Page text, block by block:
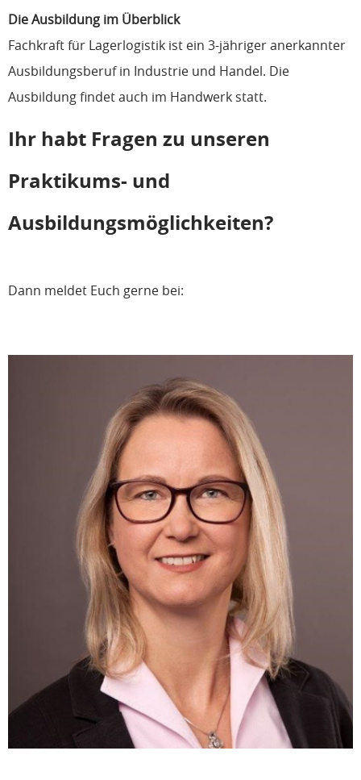
Die Ausbildung im Überblick
Fachkraft für Lagerlogistik ist ein 3-jähriger anerkannter
Ausbildungsberuf in Industrie und Handel. Die
Ausbildung findet auch im Handwerk statt.
Ihr habt Fragen zu unseren
Praktikums- und
Ausbildungsmöglichkeiten?
Dann meldet Euch gerne bei: